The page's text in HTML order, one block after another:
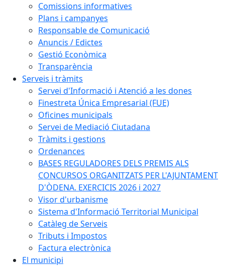
Comissions informatives
Plans i campanyes
Responsable de Comunicació
Anuncis / Edictes
Gestió Econòmica
Transparència
Serveis i tràmits
Servei d'Informació i Atenció a les dones
Finestreta Única Empresarial (FUE)
Oficines municipals
Servei de Mediació Ciutadana
Tràmits i gestions
Ordenances
BASES REGULADORES DELS PREMIS ALS
CONCURSOS ORGANITZATS PER L'AJUNTAMENT
D'ÒDENA. EXERCICIS 2026 i 2027
Visor d'urbanisme
Sistema d'Informació Territorial Municipal
Catàleg de Serveis
Tributs i Impostos
Factura electrònica
El municipi